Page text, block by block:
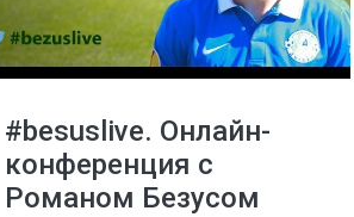
#besuslive. Онлайн-
конференция с
Романом Безусом